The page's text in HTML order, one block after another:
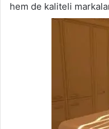
hem de kaliteli